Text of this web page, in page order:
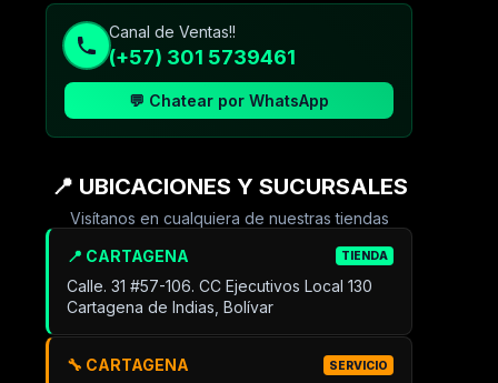
Canal de Ventas!!
(+57) 301 5739461
💬 Chatear por WhatsApp
📍 UBICACIONES Y SUCURSALES
Visítanos en cualquiera de nuestras tiendas
📍 CARTAGENA TIENDA
Calle. 31 #57-106. CC Ejecutivos Local 130
Cartagena de Indias, Bolívar
🔧 CARTAGENA SERVICIO